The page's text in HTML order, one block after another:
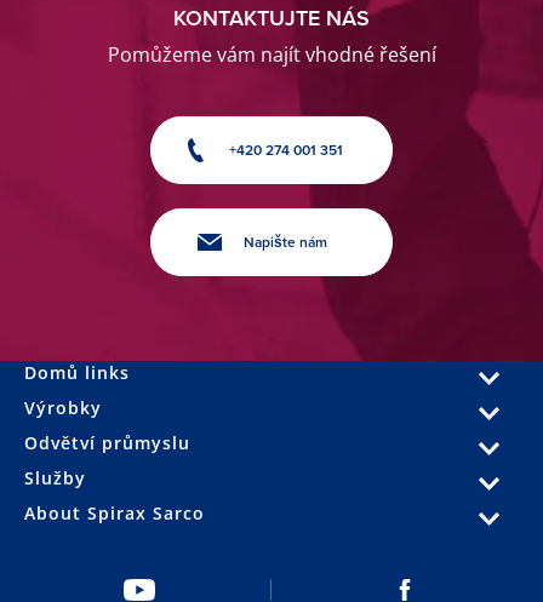
KONTAKTUJTE NÁS
Pomůžeme vám najít vhodné řešení
+420 274 001 351
Napište nám
Domů links
Výrobky
Odvětví průmyslu
Služby
About Spirax Sarco